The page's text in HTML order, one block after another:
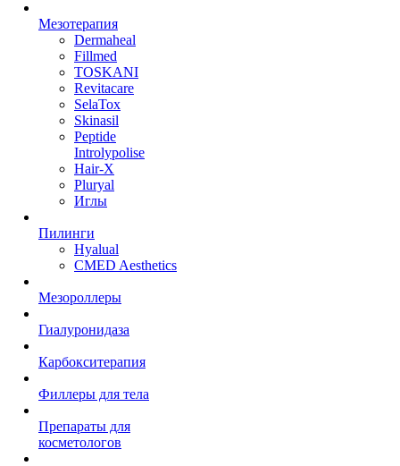
Мезотерапия
Dermaheal
Fillmed
TOSKANI
Revitacare
SelaTox
Skinasil
Peptide
Introlypolise
Hair-X
Pluryal
Иглы
Пилинги
Hyalual
CMED Aesthetics
Мезороллеры
Гиалуронидаза
Карбокситерапия
Филлеры для тела
Препараты для
косметологов